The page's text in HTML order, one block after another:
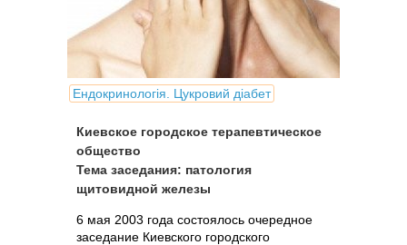
Ендокринологія. Цукровий діабет
Киевское городское терапевтическое
общество
Тема заседания: патология
щитовидной железы
6 мая 2003 года состоялось очередное
заседание Киевского городского